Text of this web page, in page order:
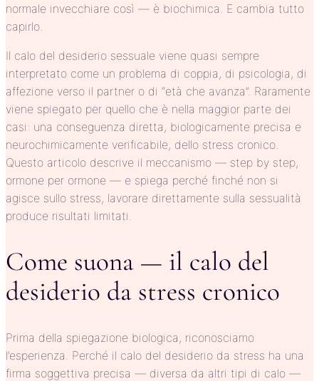
normale invecchiare così — è biochimica. E cambia tutto
capirlo.
Il calo del desiderio sessuale viene quasi sempre
interpretato come un problema di coppia, di psicologia, di
affezione verso il partner o di “età che avanza”. Raramente
viene spiegato per quello che è nella maggior parte dei
casi: una conseguenza diretta, biologicamente precisa e
neurochimicamente verificabile, dello stress cronico.
Questo articolo descrive il meccanismo — step by step,
ormone per ormone — e spiega perché finché non si
agisce sullo stress, lavorare direttamente sulla sessualità
produce risultati limitati.
Come suona — il calo del
desiderio da stress cronico
Prima della spiegazione biologica, riconosciamo
l’esperienza. Perché il calo del desiderio da stress ha una
firma soggettiva precisa — diversa da altri tipi di calo —